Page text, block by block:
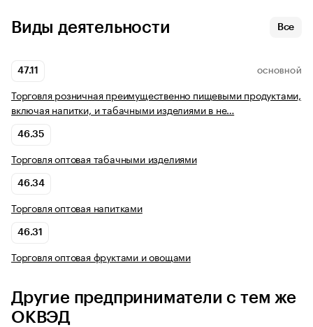
Виды деятельности Все
47.11 ОСНОВНОЙ
Торговля розничная преимущественно пищевыми продуктами,
включая напитки, и табачными изделиями в не…
46.35
Торговля оптовая табачными изделиями
46.34
Торговля оптовая напитками
46.31
Торговля оптовая фруктами и овощами
Другие предприниматели с тем же
ОКВЭД